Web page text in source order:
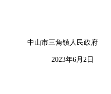
中山市三角镇人民政府
2023年6月2日